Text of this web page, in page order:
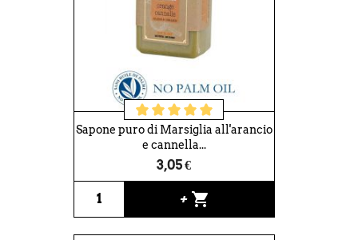
Sapone puro di Marsiglia all'arancio
e cannella...
3,05 €
+ shopping_cart